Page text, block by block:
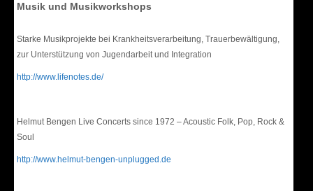
Musik und Musikworkshops
Starke Musikprojekte bei Krankheitsverarbeitung, Trauerbewältigung,
zur Unterstützung von Jugendarbeit und Integration
http://www.lifenotes.de/
Helmut Bengen Live Concerts since 1972 – Acoustic Folk, Pop, Rock &
Soul
http://www.helmut-bengen-unplugged.de